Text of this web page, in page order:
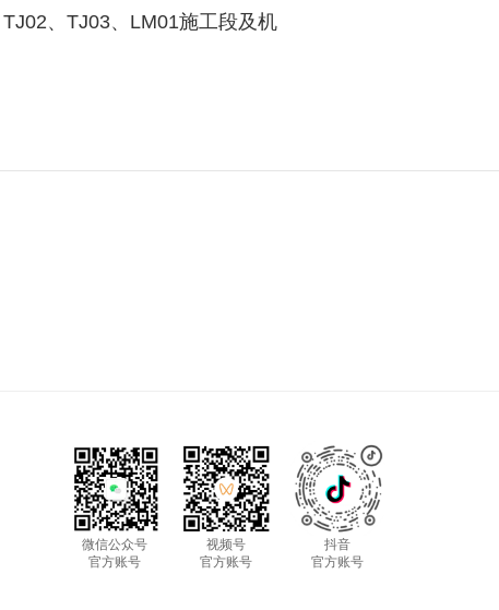
、TJ03、LM01施工段及机
微信公众号
官方账号
视频号
官方账号
抖音
官方账号